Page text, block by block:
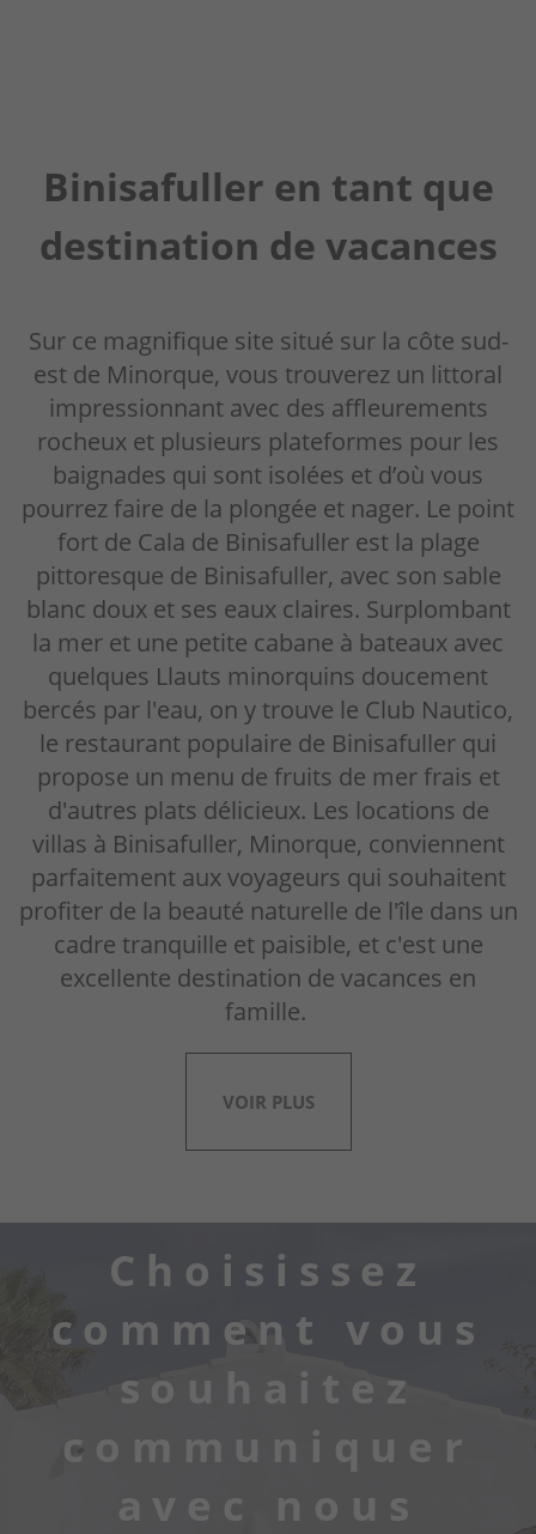
Binisafuller en tant que
destination de vacances
Sur ce magnifique site situé sur la côte sud-
est de Minorque, vous trouverez un littoral
impressionnant avec des affleurements
rocheux et plusieurs plateformes pour les
baignades qui sont isolées et d’où vous
pourrez faire de la plongée et nager. Le point
fort de Cala de Binisafuller est la plage
pittoresque de Binisafuller, avec son sable
blanc doux et ses eaux claires. Surplombant
la mer et une petite cabane à bateaux avec
quelques Llauts minorquins doucement
bercés par l'eau, on y trouve le Club Nautico,
le restaurant populaire de Binisafuller qui
propose un menu de fruits de mer frais et
d'autres plats délicieux. Les locations de
villas à Binisafuller, Minorque, conviennent
parfaitement aux voyageurs qui souhaitent
profiter de la beauté naturelle de l'île dans un
cadre tranquille et paisible, et c'est une
excellente destination de vacances en
famille.
VOIR PLUS
Choisissez
comment vous
souhaitez
communiquer
avec nous